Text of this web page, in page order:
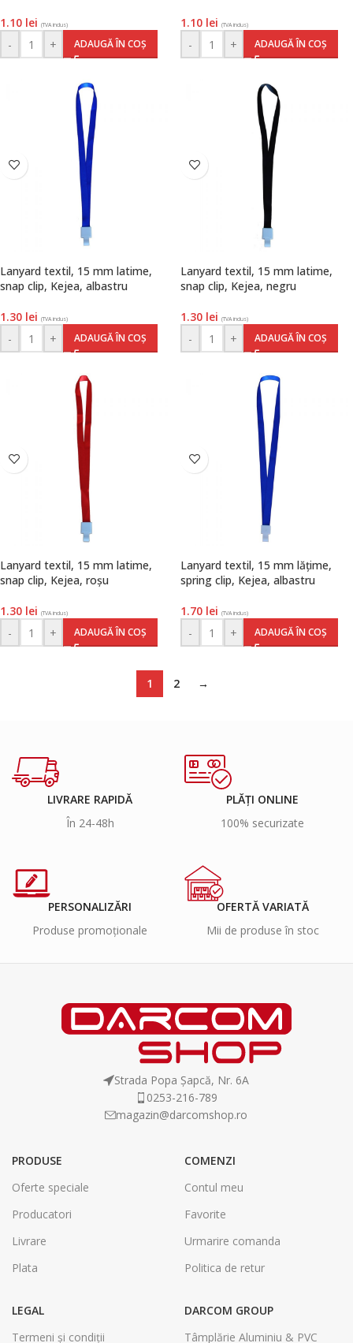
1.10 lei (TVA inclus)
- + ADAUGĂ ÎN COȘ
1.10 lei (TVA inclus)
- + ADAUGĂ ÎN COȘ
Lanyard textil, 15 mm latime,
snap clip, Kejea, albastru
1.30 lei (TVA inclus)
- + ADAUGĂ ÎN COȘ
Lanyard textil, 15 mm latime,
snap clip, Kejea, negru
1.30 lei (TVA inclus)
- + ADAUGĂ ÎN COȘ
Lanyard textil, 15 mm latime,
snap clip, Kejea, roșu
1.30 lei (TVA inclus)
- + ADAUGĂ ÎN COȘ
Lanyard textil, 15 mm lățime,
spring clip, Kejea, albastru
1.70 lei (TVA inclus)
- + ADAUGĂ ÎN COȘ
1 2 →
LIVRARE RAPIDĂ
În 24-48h
PLĂȚI ONLINE
100% securizate
PERSONALIZĂRI
Produse promoționale
OFERTĂ VARIATĂ
Mii de produse în stoc
Strada Popa Șapcă, Nr. 6A
0253-216-789
magazin@darcomshop.ro
PRODUSE
Oferte speciale
Producatori
Livrare
Plata
COMENZI
Contul meu
Favorite
Urmarire comanda
Politica de retur
LEGAL
Termeni și condiții
DARCOM GROUP
Tâmplărie Aluminiu & PVC